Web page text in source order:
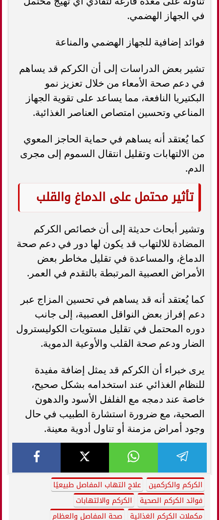
في الجهاز الهضمي.
فوائد إضافية للجهاز الهضمي والمناعة
تشير بعض الدراسات إلى أن الكركم قد يساهم
في دعم صحة الأمعاء من خلال تعزيز نمو
البكتيريا النافعة، مما يساعد على تقوية الجهاز
المناعي وتحسين امتصاص العناصر الغذائية.
كما يُعتقد أنه يساهم في حماية الحاجز المعوي
من الالتهابات وتقليل انتقال السموم إلى مجرى
الدم.
تأثير محتمل على الدماغ والقلب
وتشير أبحاث حديثة إلى أن خصائص الكركم
المضادة للالتهاب قد يكون لها دور في دعم صحة
الدماغ، والمساعدة في تقليل مخاطر بعض
الأمراض العصبية المرتبطة بالتقدم في العمر.
كما يُعتقد أنه قد يساهم في تحسين المزاج عبر
دعم إفراز بعض النواقل العصبية، إلى جانب
دوره المحتمل في تقليل مستويات الكوليسترول
الضار ودعم صحة القلب والأوعية الدموية.
يرى خبراء أن الكركم قد يمثل إضافة مفيدة
للنظام الغذائي عند استخدامه بشكل صحيح،
خاصة عند دمجه مع الفلفل الأسود والدهون
الصحية، مع ضرورة استشارة الطبيب في حال
وجود أمراض مزمنة أو تناول أدوية معينة.
الكركم والكركمين
علاج التهاب المفاصل طبيعيًا
فوائد الكركم الصحية
الكركم والالتهابات
مكملات الكركم الغذائية
صحة المفاصل والعظام